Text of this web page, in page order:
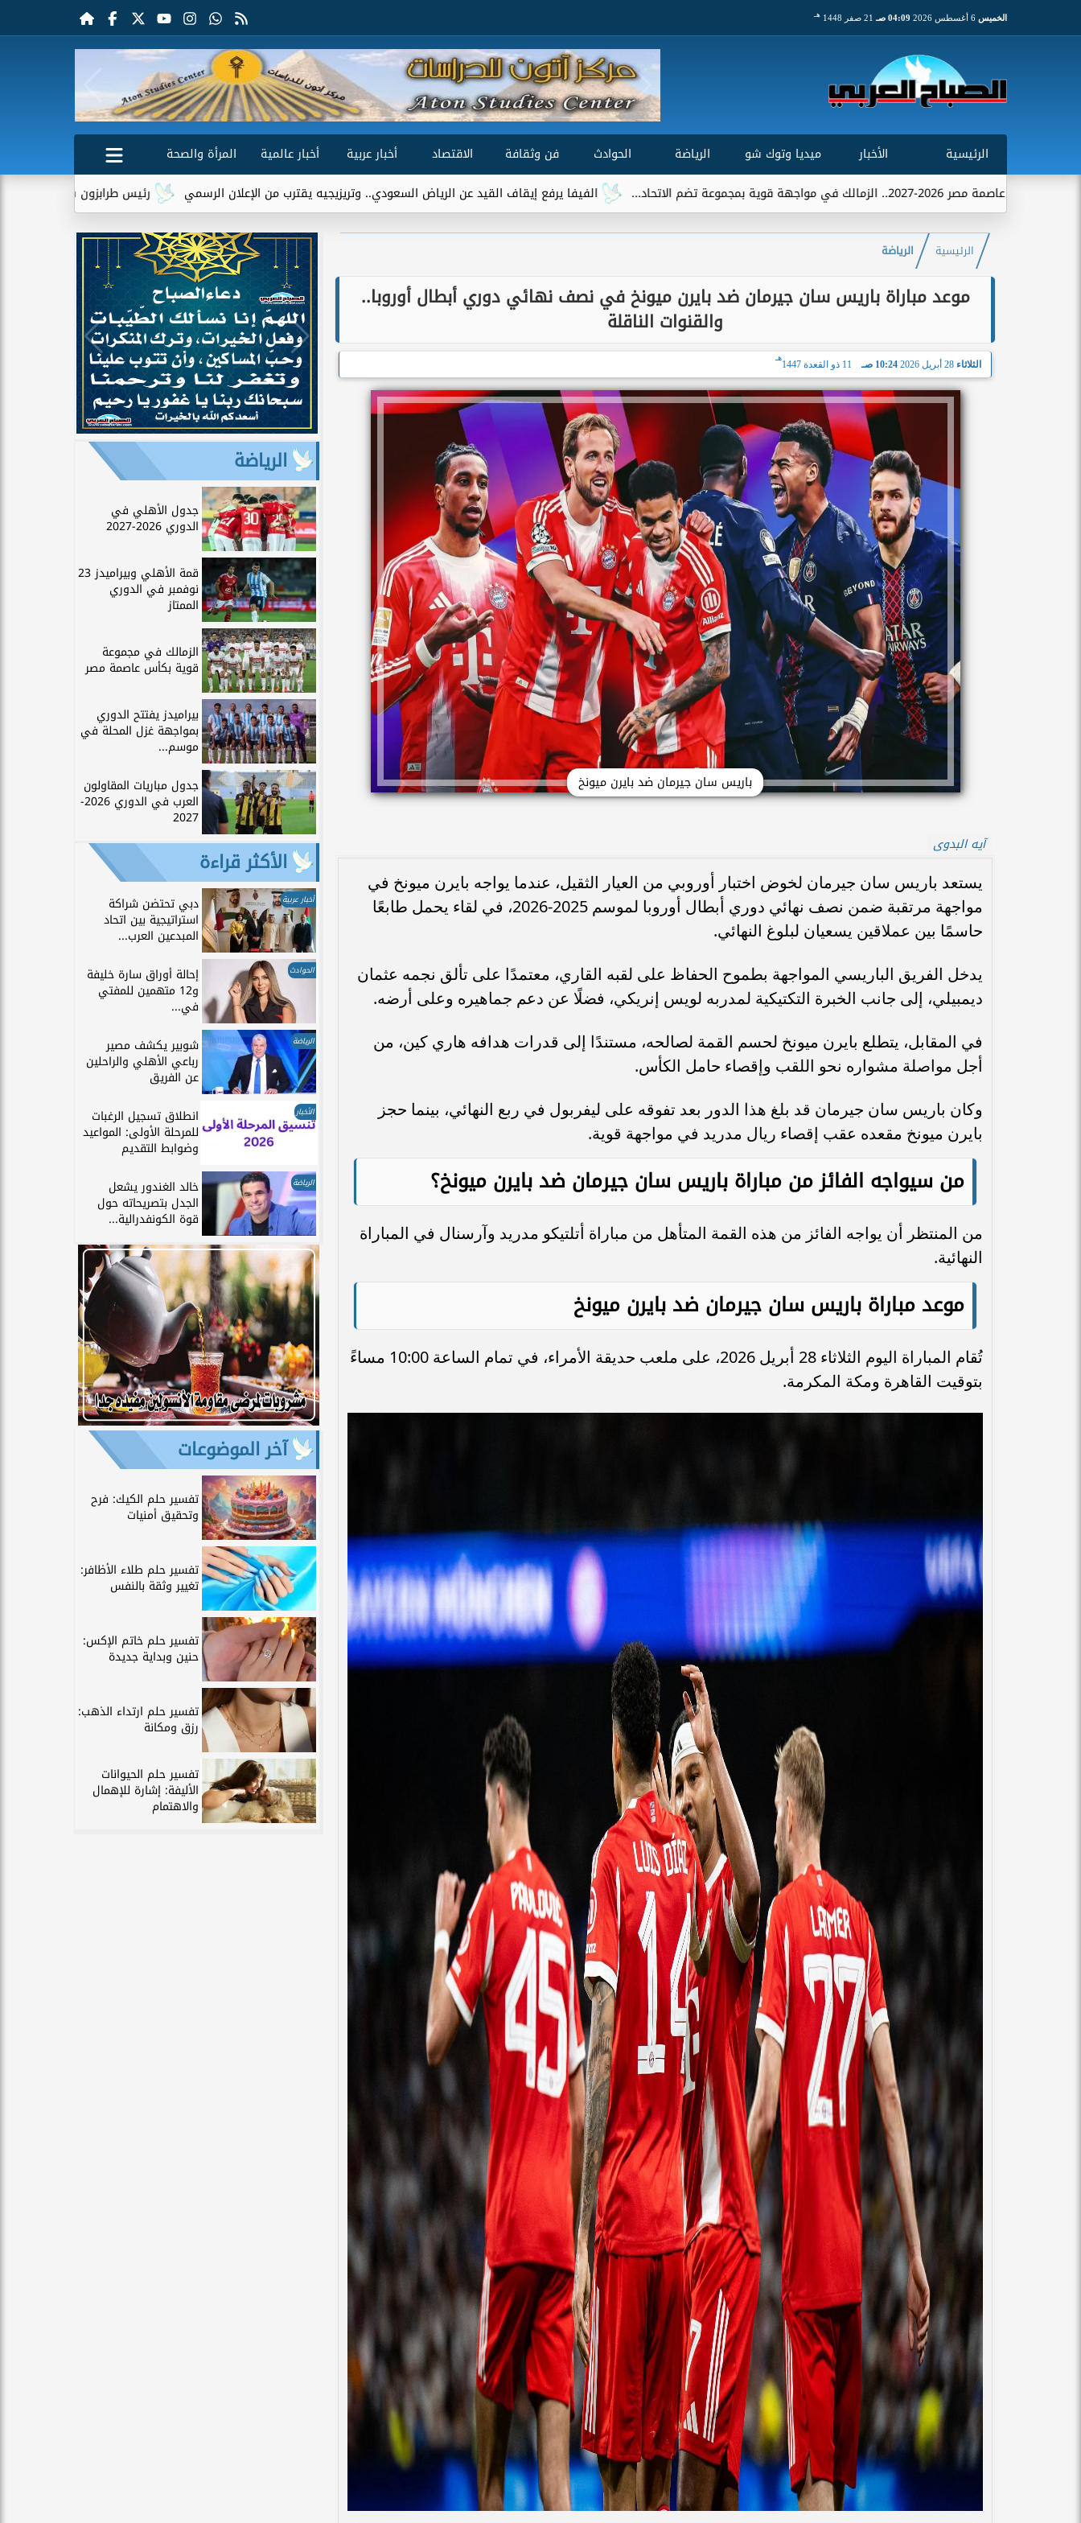
الخميس 04:09 صـ 21 صفر 1448 هـ
الرئيسية الأخبار ميديا وتوك شو الرياضة الحوادث فن وثقافة الاقتصاد أخبار عربية أخبار عالمية
المرأة والصحة
رئيس طرابزون سبور يكشف دور تريزيجيه في إقناع
الفيفا يرفع إيقاف القيد عن الرياض السعودي.. وتريزيجيه يقترب من الإعلان الرسمي
الرئيسية الرياضة
موعد مباراة باريس سان جيرمان ضد بايرن ميونخ في نصف نهائي دوري أبطال أوروبا..
والقنوات الناقلة
الثلاثاء 28 أبريل 2026 10:24 صـ 11 ذو القعدة 1447
هـ
باريس سان جيرمان ضد بايرن ميونخ
آيه البدوى
يستعد باريس سان جيرمان لخوض اختبار أوروبي من العيار الثقيل، عندما يواجه بايرن ميونخ في
مواجهة مرتقبة ضمن نصف نهائي دوري أبطال أوروبا لموسم 2025-2026، في لقاء يحمل طابعًا
حاسمًا بين عملاقين يسعيان لبلوغ النهائي.
يدخل الفريق الباريسي المواجهة بطموح الحفاظ على لقبه القاري، معتمدًا على تألق نجمه عثمان
ديمبيلي، إلى جانب الخبرة التكتيكية لمدربه لويس إنريكي، فضلًا عن دعم جماهيره وعلى أرضه.
في المقابل، يتطلع بايرن ميونخ لحسم القمة لصالحه، مستندًا إلى قدرات هدافه هاري كين، من
أجل مواصلة مشواره نحو اللقب وإقصاء حامل الكأس.
وكان باريس سان جيرمان قد بلغ هذا الدور بعد تفوقه على ليفربول في ربع النهائي، بينما حجز
بايرن ميونخ مقعده عقب إقصاء ريال مدريد في مواجهة قوية.
من سيواجه الفائز من مباراة باريس سان جيرمان ضد بايرن ميونخ؟
من المنتظر أن يواجه الفائز من هذه القمة المتأهل من مباراة أتلتيكو مدريد وآرسنال في المباراة
النهائية.
موعد مباراة باريس سان جيرمان ضد بايرن ميونخ
تُقام المباراة اليوم الثلاثاء 28 أبريل 2026، على ملعب حديقة الأمراء، في تمام الساعة 10:00 مساءً
بتوقيت القاهرة ومكة المكرمة.
الرياضة
جدول الأهلي في
الدوري 2026-2027
قمة الأهلي وبيراميدز 23
نوفمبر في الدوري
الممتاز
الزمالك في مجموعة
قوية بكأس عاصمة مصر
بيراميدز يفتتح الدوري
بمواجهة غزل المحلة في
موسم...
جدول مباريات المقاولون
العرب في الدوري 2026-
2027
الأكثر قراءة
أخبار عربية دبي تحتضن شراكة
استراتيجية بين اتحاد
المبدعين العرب...
الحوادث إحالة أوراق سارة خليفة
و12 متهمين للمفتي
في...
الرياضة شوبير يكشف مصير
رباعي الأهلي والراحلين
عن الفريق
الأخبار انطلاق تسجيل الرغبات
للمرحلة الأولى: المواعيد
وضوابط التقديم
الرياضة خالد الغندور يشعل
الجدل بتصريحاته حول
قوة الكونفدرالية...
آخر الموضوعات
تفسير حلم الكيك: فرح
وتحقيق أمنيات
تفسير حلم طلاء الأظافر:
تغيير وثقة بالنفس
تفسير حلم خاتم الإكس:
حنين وبداية جديدة
تفسير حلم ارتداء الذهب:
رزق ومكانة
تفسير حلم الحيوانات
الأليفة: إشارة للإهمال
والاهتمام